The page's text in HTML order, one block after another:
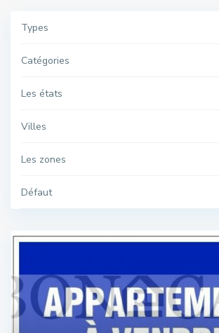
Types
Catégories
Les états
Villes
Les zones
Défaut